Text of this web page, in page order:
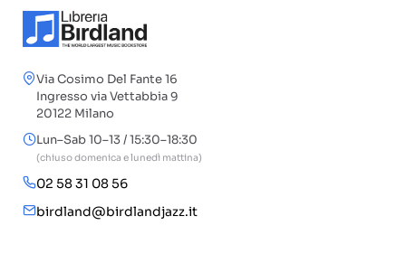
Via Cosimo Del Fante 16
Ingresso via Vettabbia 9
20122 Milano
Lun–Sab 10–13 / 15:30–18:30
(chiuso domenica e lunedì mattina)
02 58 31 08 56
birdland@birdlandjazz.it